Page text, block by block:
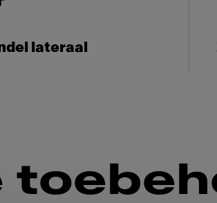
lateraal